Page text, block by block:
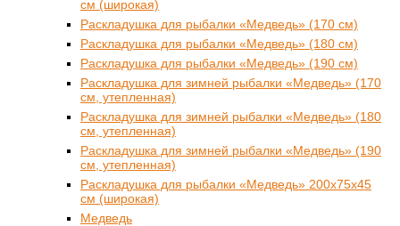
см (широкая)
Раскладушка для рыбалки «Медведь» (170 см)
Раскладушка для рыбалки «Медведь» (180 см)
Раскладушка для рыбалки «Медведь» (190 см)
Раскладушка для зимней рыбалки «Медведь» (170
см, утепленная)
Раскладушка для зимней рыбалки «Медведь» (180
см, утепленная)
Раскладушка для зимней рыбалки «Медведь» (190
см, утепленная)
Раскладушка для рыбалки «Медведь» 200x75x45
см (широкая)
Медведь